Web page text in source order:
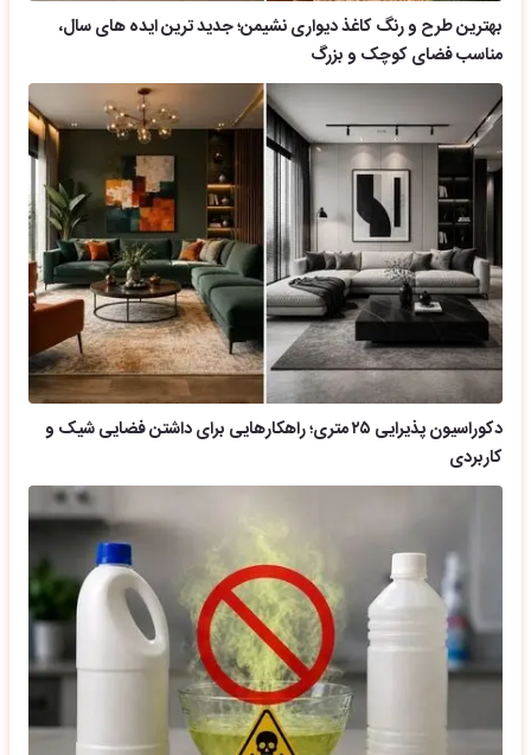
بهترین طرح و رنگ کاغذ دیواری نشیمن؛ جدید ترین ایده های سال،
مناسب فضای کوچک و بزرگ
دکوراسیون پذیرایی ۲۵ متری؛ راهکارهایی برای داشتن فضایی شیک و
کاربردی